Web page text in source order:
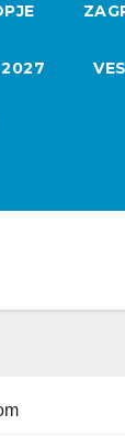
2027